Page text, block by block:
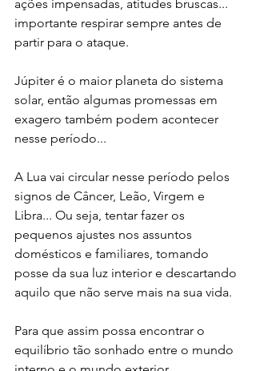
ações impensadas, atitudes bruscas...
importante respirar sempre antes de
partir para o ataque.
Júpiter é o maior planeta do sistema
solar, então algumas promessas em
exagero também podem acontecer
nesse período...
A Lua vai circular nesse período pelos
signos de Câncer, Leão, Virgem e
Libra... Ou seja, tentar fazer os
pequenos ajustes nos assuntos
domésticos e familiares, tomando
posse da sua luz interior e descartando
aquilo que não serve mais na sua vida.
Para que assim possa encontrar o
equilíbrio tão sonhado entre o mundo